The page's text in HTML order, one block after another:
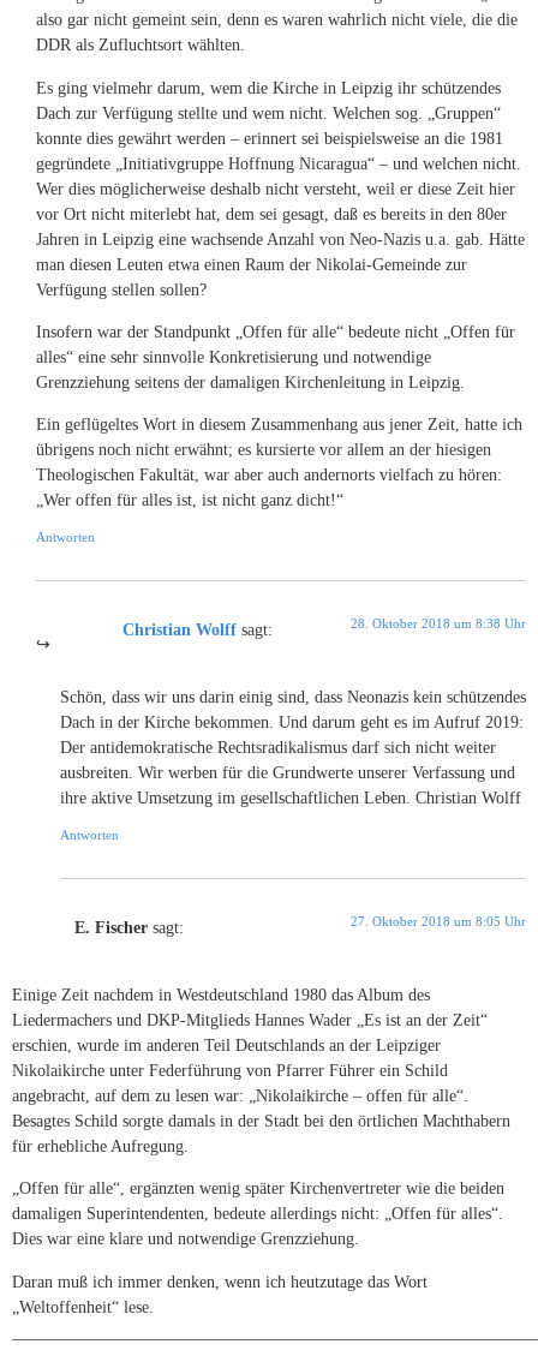
also gar nicht gemeint sein, denn es waren wahrlich nicht viele, die die
DDR als Zufluchtsort wählten.
Es ging vielmehr darum, wem die Kirche in Leipzig ihr schützendes
Dach zur Verfügung stellte und wem nicht. Welchen sog. „Gruppen“
konnte dies gewährt werden – erinnert sei beispielsweise an die 1981
gegründete „Initiativgruppe Hoffnung Nicaragua“ – und welchen nicht.
Wer dies möglicherweise deshalb nicht versteht, weil er diese Zeit hier
vor Ort nicht miterlebt hat, dem sei gesagt, daß es bereits in den 80er
Jahren in Leipzig eine wachsende Anzahl von Neo-Nazis u.a. gab. Hätte
man diesen Leuten etwa einen Raum der Nikolai-Gemeinde zur
Verfügung stellen sollen?
Insofern war der Standpunkt „Offen für alle“ bedeute nicht „Offen für
alles“ eine sehr sinnvolle Konkretisierung und notwendige
Grenzziehung seitens der damaligen Kirchenleitung in Leipzig.
Ein geflügeltes Wort in diesem Zusammenhang aus jener Zeit, hatte ich
übrigens noch nicht erwähnt; es kursierte vor allem an der hiesigen
Theologischen Fakultät, war aber auch andernorts vielfach zu hören:
„Wer offen für alles ist, ist nicht ganz dicht!“
Antworten
Christian Wolff sagt: 28. Oktober 2018 um 8:38 Uhr
Schön, dass wir uns darin einig sind, dass Neonazis kein schützendes
Dach in der Kirche bekommen. Und darum geht es im Aufruf 2019:
Der antidemokratische Rechtsradikalismus darf sich nicht weiter
ausbreiten. Wir werben für die Grundwerte unserer Verfassung und
ihre aktive Umsetzung im gesellschaftlichen Leben. Christian Wolff
Antworten
E. Fischer sagt: 27. Oktober 2018 um 8:05 Uhr
Einige Zeit nachdem in Westdeutschland 1980 das Album des
Liedermachers und DKP-Mitglieds Hannes Wader „Es ist an der Zeit“
erschien, wurde im anderen Teil Deutschlands an der Leipziger
Nikolaikirche unter Federführung von Pfarrer Führer ein Schild
angebracht, auf dem zu lesen war: „Nikolaikirche – offen für alle“.
Besagtes Schild sorgte damals in der Stadt bei den örtlichen Machthabern
für erhebliche Aufregung.
„Offen für alle“, ergänzten wenig später Kirchenvertreter wie die beiden
damaligen Superintendenten, bedeute allerdings nicht: „Offen für alles“.
Dies war eine klare und notwendige Grenzziehung.
Daran muß ich immer denken, wenn ich heutzutage das Wort
„Weltoffenheit“ lese.